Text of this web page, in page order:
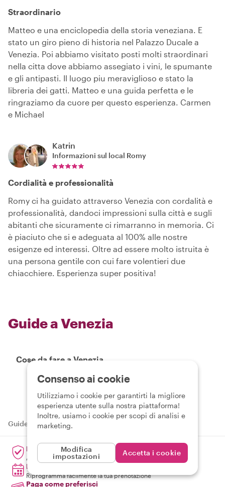
Straordinario
Matteo e una enciclopedia della storia veneziana. E
stato un giro pieno di historia nel Palazzo Ducale a
Venezia. Poi abbiamo visitato posti molti straordinari
nella citta dove abbiamo assegiato i vini, le spumante
e gli antipasti. Il luogo piu meraviglioso e stato la
libreria dei gatti. Matteo e una guida perfetta e le
ringraziamo da cuore per questo esperienza. Carmen
e Michael
Katrin
Informazioni sul local Romy
Cordialità e professionalità
Romy ci ha guidato attraverso Venezia con cordalità e
professionalità, dandoci impressioni sulla città e sugli
abitanti che sicuramente ci rimarranno in memoria. Ci
è piaciuto che si e adeguata al 100% alle nostre
esigenze ed interessi. Oltre ad essere molto istruita è
una persona gentile con cui fare volentieri due
chiacchiere. Esperienza super positiva!
Guide a Venezia
Cose da fare a Venezia
Guide a Italia › Guide a Venezia
Prenota in tutta sicurezza
Annulla e ricevi un rimborso fino a 7 giorni prima
Hai cambiato idea?
Riprogramma facilmente la tua prenotazione
Paga come preferisci
Consenso ai cookie
Utilizziamo i cookie per garantirti la migliore
esperienza utente sulla nostra piattaforma!
Inoltre, usiamo i cookie per scopi di analisi e
marketing.
Modifica
impostazioni
Accetta i cookie